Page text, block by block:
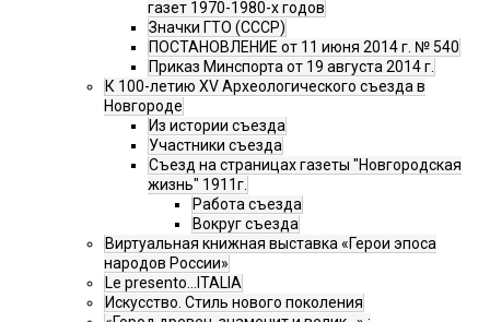
газет 1970-1980-х годов
Значки ГТО (СССР)
ПОСТАНОВЛЕНИЕ от 11 июня 2014 г. № 540
Приказ Минспорта от 19 августа 2014 г.
К 100-летию XV Археологического съезда в
Новгороде
Из истории съезда
Участники съезда
Cъезд на страницах газеты "Новгородская
жизнь" 1911г.
Работа съезда
Вокруг съезда
Виртуальная книжная выставка «Герои эпоса
народов России»
Le presento...ITALIA
Искусство. Стиль нового поколения